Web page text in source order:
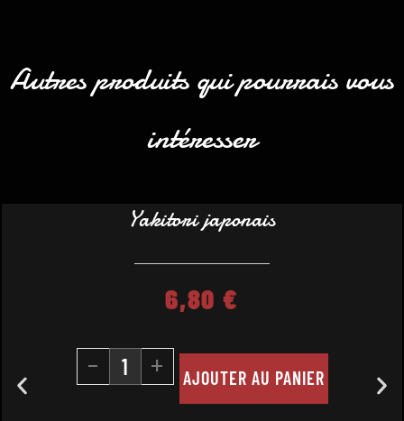
Autres produits qui pourrais vous
intéresser
Yakitori japonais
6,80€
- + AJOUTER AU PANIER